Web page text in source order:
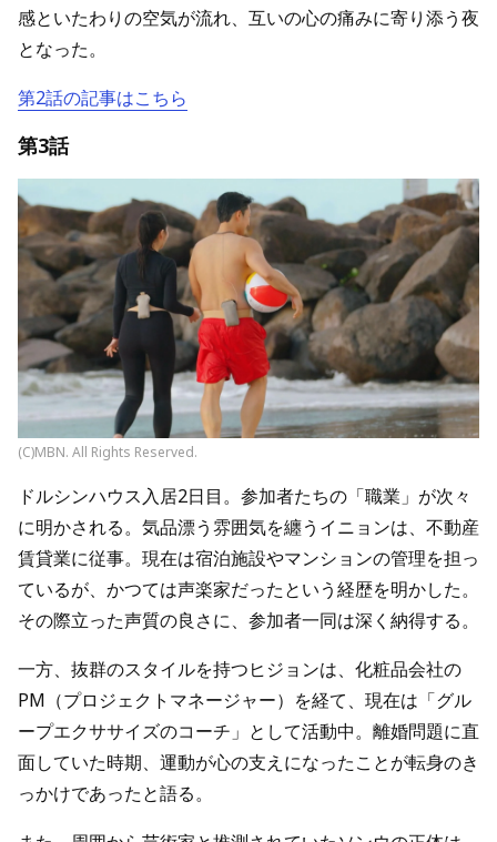
感といたわりの空気が流れ、互いの心の痛みに寄り添う夜
となった。
第2話の記事はこちら
第3話
(C)MBN. All Rights Reserved.
ドルシンハウス入居2日目。参加者たちの「職業」が次々
に明かされる。気品漂う雰囲気を纏うイニョンは、不動産
賃貸業に従事。現在は宿泊施設やマンションの管理を担っ
ているが、かつては声楽家だったという経歴を明かした。
その際立った声質の良さに、参加者一同は深く納得する。
一方、抜群のスタイルを持つヒジョンは、化粧品会社の
PM（プロジェクトマネージャー）を経て、現在は「グル
ープエクササイズのコーチ」として活動中。離婚問題に直
面していた時期、運動が心の支えになったことが転身のき
っかけであったと語る。